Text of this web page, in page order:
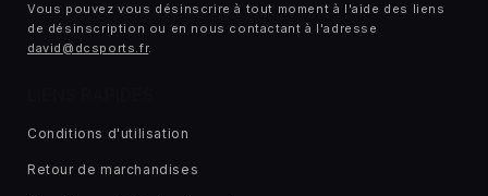
Vous pouvez vous désinscrire à tout moment à l'aide des liens
de désinscription ou en nous contactant à l'adresse
david@dcsports.fr.
Conditions d'utilisation
Retour de marchandises